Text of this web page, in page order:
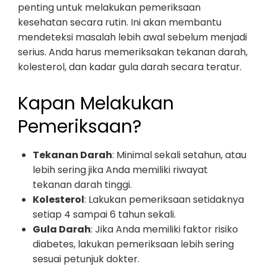
penting untuk melakukan pemeriksaan
kesehatan secara rutin. Ini akan membantu
mendeteksi masalah lebih awal sebelum menjadi
serius. Anda harus memeriksakan tekanan darah,
kolesterol, dan kadar gula darah secara teratur.
Kapan Melakukan
Pemeriksaan?
Tekanan Darah: Minimal sekali setahun, atau
lebih sering jika Anda memiliki riwayat
tekanan darah tinggi.
Kolesterol: Lakukan pemeriksaan setidaknya
setiap 4 sampai 6 tahun sekali.
Gula Darah: Jika Anda memiliki faktor risiko
diabetes, lakukan pemeriksaan lebih sering
sesuai petunjuk dokter.